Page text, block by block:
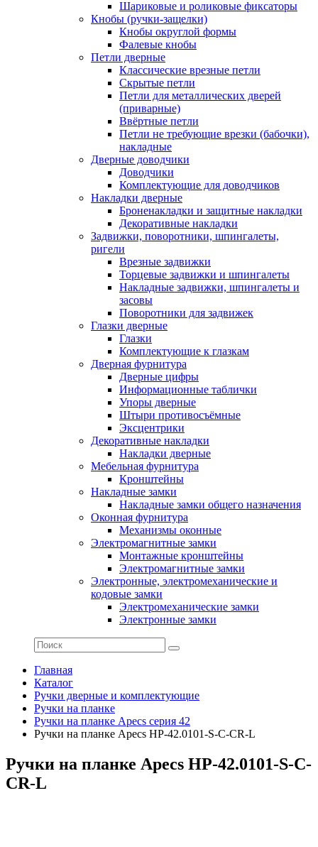
Шариковые и роликовые фиксаторы
Кнобы (ручки-защелки)
Кнобы округлой формы
Фалевые кнобы
Петли дверные
Классические врезные петли
Скрытые петли
Петли для металлических дверей
(приварные)
Ввёртные петли
Петли не требующие врезки (бабочки),
накладные
Дверные доводчики
Доводчики
Комплектующие для доводчиков
Накладки дверные
Броненакладки и защитные накладки
Декоративные накладки
Задвижки, поворотники, шпингалеты,
ригели
Врезные задвижки
Торцевые задвижки и шпингалеты
Накладные задвижки, шпингалеты и
засовы
Поворотники для задвижек
Глазки дверные
Глазки
Комплектующие к глазкам
Дверная фурнитура
Дверные цифры
Информационные таблички
Упоры дверные
Штыри противосъёмные
Эксцентрики
Декоративные накладки
Накладки дверные
Мебельная фурнитура
Кронштейны
Накладные замки
Накладные замки общего назначения
Оконная фурнитура
Механизмы оконные
Электромагнитные замки
Монтажные кронштейны
Электромагнитные замки
Электронные, электромеханические и
кодовые замки
Электромеханические замки
Электронные замки
Главная
Каталог
Ручки дверные и комплектующие
Ручки на планке
Ручки на планке Apecs серия 42
Ручки на планке Apecs HP-42.0101-S-C-CR-L
Ручки на планке Apecs HP-42.0101-S-C-
CR-L